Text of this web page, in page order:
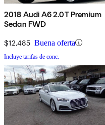
2018 Audi A6 2.0T Premium
Sedan FWD
$12,485 Buena oferta
Incluye tarifas de conc.